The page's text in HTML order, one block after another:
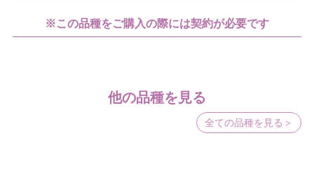
※この品種をご購入の際には契約が必要です
他の品種を見る
全ての品種を見る＞